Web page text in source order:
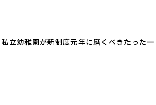
立幼稚園が新制度元年に磨くべきたった一